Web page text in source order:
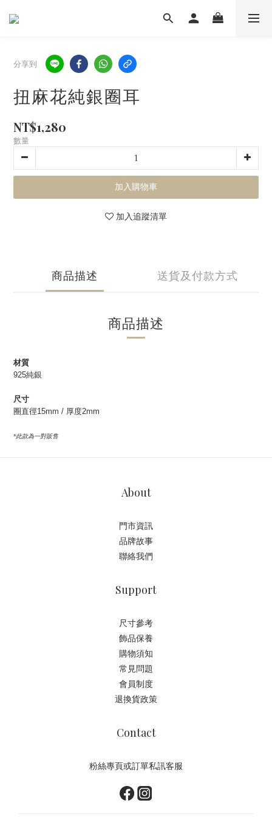
分享到
扭麻花純銀圈耳
NT$1,280
數量
加入購物車
加入追蹤清單
商品描述 送貨及付款方式
商品描述
材質
925純銀
尺寸
圈直徑15mm / 厚度2mm
*此款為一對販售
About
門市資訊
品牌故事
聯絡我們
Support
尺寸參考
飾品保養
購物須知
常見問題
會員制度
退換貨政策
Contact
粉絲專頁或訂單私訊客服